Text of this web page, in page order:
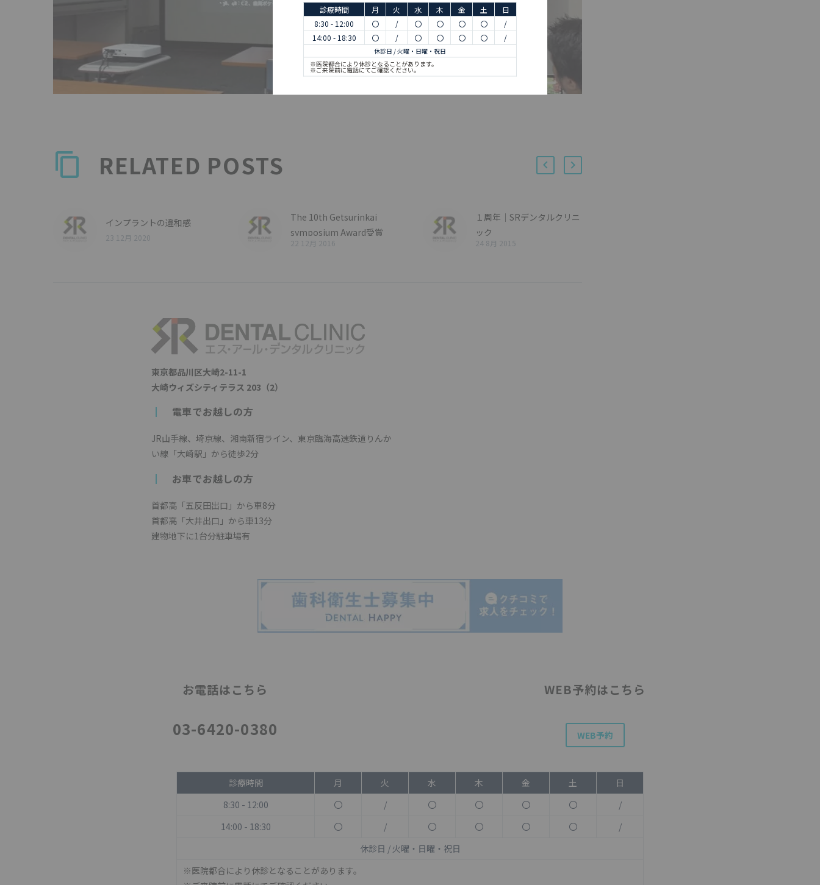
RELATED POSTS
インプラントの違和感
23 12月 2020
The 10th Getsurinkai
symposium Award受賞
22 12月 2016
１周年｜SRデンタルクリニ
ック
おかげさまでSRデンタルク
24 8月 2015
東京都品川区大崎2-11-1
大崎ウィズシティテラス 203（2）
┃ 電車でお越しの方
JR山手線、埼京線、湘南新宿ライン、東京臨海高速鉄道りんか
い線「大崎駅」から徒歩2分
┃ お車でお越しの方
首都高「五反田出口」から車8分
首都高「大井出口」から車13分
建物地下に1台分駐車場有
お電話はこちら
03-6420-0380
WEB予約はこちら
WEB予約
診療時間 月 火 水 木 金 土
日
8:30 - 12:00
〇 / 〇 〇 〇 〇
/
14:00 - 18:30
〇 / 〇 〇 〇 〇
/
休診日 / 火曜・日曜・祝日
※医院都合により休診となることがあります。
診療時間 月 火 水 木 金 土
日
8:30 - 12:00
〇 / 〇 〇 〇 〇
/
14:00 - 18:30
〇 / 〇 〇 〇 〇 /
休診日 / 火曜・日曜・祝日
※医院都合により休診となることがあります。
※ご来院前に電話にてご確認ください。